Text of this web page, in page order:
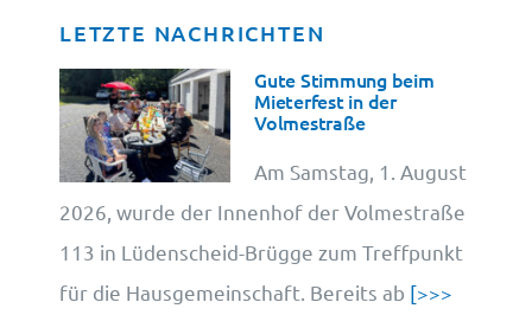
Cookie-Information
LETZTE NACHRICHTEN
Gute Stimmung beim
Mieterfest in der
Volmestraße
Am Samstag, 1. August
2026, wurde der Innenhof der Volmestraße
113 in Lüdenscheid-Brügge zum Treffpunkt
für die Hausgemeinschaft. Bereits ab [>>>